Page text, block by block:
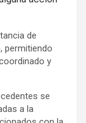
de
permitiendo
y
se
a la